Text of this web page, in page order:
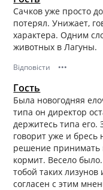
Сачков уже просто
потерял. Унижает,
характера. Одним
животных в Лагуны.
Відповісти •••
Гость
Была новогодняя
типа он директор
держитесь типа его.
говорит уже и
решение принимать
кормит. Весело
тобой таких
согласен с этим